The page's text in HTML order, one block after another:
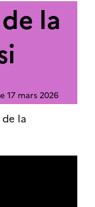
la
17 mars 2026
la